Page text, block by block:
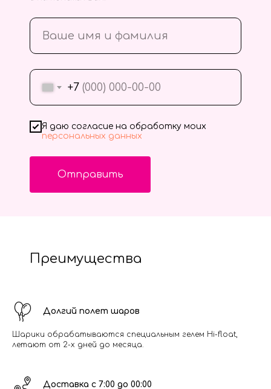
+7
Я даю согласие на обработку моих
персональных данных
Отправить
Преимущества
Долгий полет шаров
Шарики обрабатываются специальным гелем Hi-float,
летают от 2-х дней до месяца.
Доставка с 7:00 до 00:00